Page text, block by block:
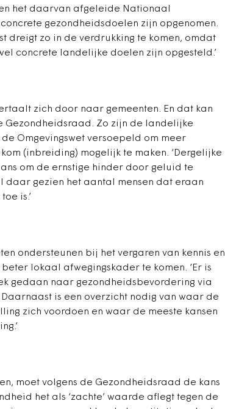
het daarvan afgeleide Nationaal
gezondheidsdoelen zijn opgenomen.
dreigt zo in de verdrukking te komen, omdat
concrete landelijke doelen zijn opgesteld.’
zich door naar gemeenten. En dat kan
Gezondheidsraad. Zo zijn de landelijke
Omgevingswet versoepeld om meer
(inbreiding) mogelijk te maken. ‘Dergelijke
om de ernstige hinder door geluid te
daar gezien het aantal mensen dat eraan
is.’
ondersteunen bij het vergaren van kennis en
lokaal afwegingskader te komen. ‘Er is
gedaan naar gezondheidsbevordering via
is een overzicht nodig van waar de
zich voordoen en waar de meeste kansen
moet volgens de Gezondheidsraad de kans
het als ‘zachte’ waarde aflegt tegen de